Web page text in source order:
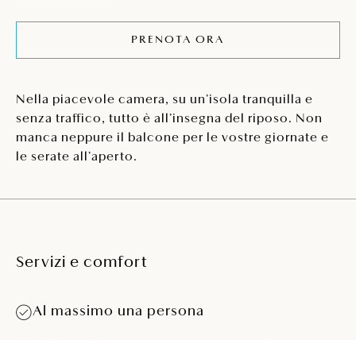
PRENOTA ORA
Nella piacevole camera, su un’isola tranquilla e
senza traffico, tutto è all’insegna del riposo. Non
manca neppure il balcone per le vostre giornate e
le serate all’aperto.
Servizi e comfort
Al massimo una persona